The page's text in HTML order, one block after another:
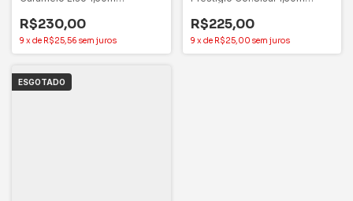
R$230,00
9 x de R$25,56 sem juros
R$225,00
9 x de R$25,00 sem juros
ESGOTADO